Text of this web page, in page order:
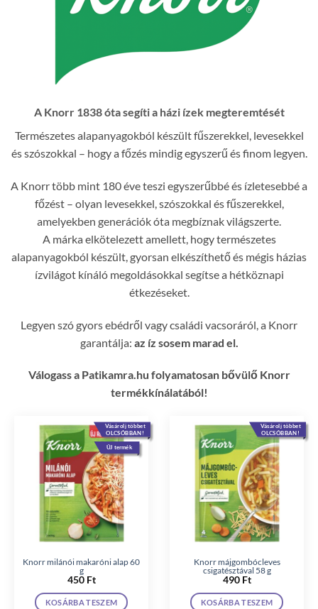
A Knorr 1838 óta segíti a házi ízek megteremtését
Természetes alapanyagokból készült fűszerekkel, levesekkel
és szószokkal – hogy a főzés mindig egyszerű és finom legyen.
A Knorr több mint 180 éve teszi egyszerűbbé és ízletesebbé a
főzést – olyan levesekkel, szószokkal és fűszerekkel,
amelyekben generációk óta megbíznak világszerte.
A márka elkötelezett amellett, hogy természetes
alapanyagokból készült, gyorsan elkészíthető és mégis házias
ízvilágot kínáló megoldásokkal segítse a hétköznapi
étkezéseket.
Legyen szó gyors ebédről vagy családi vacsoráról, a Knorr
garantálja: az íz sosem marad el.
Válogass a Patikamra.hu folyamatosan bővülő Knorr
termékkínálatából!
Vásárolj többet
OLCSÓBBAN!
ÚJ termék
Knorr milánói makaróni alap 60
g
450 Ft
KOSÁRBA TESZEM
Vásárolj többet
OLCSÓBBAN!
Knorr májgombócleves
csigatésztával 58 g
490 Ft
KOSÁRBA TESZEM